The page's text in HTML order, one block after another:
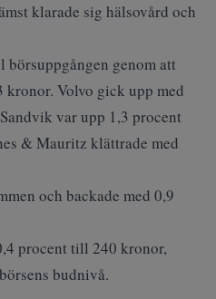
klarade sig hälsovård och
genom att
Volvo gick upp med
var upp 1,3 procent
& Mauritz klättrade med
och backade med 0,9
procent till 240 kronor,
budnivå.